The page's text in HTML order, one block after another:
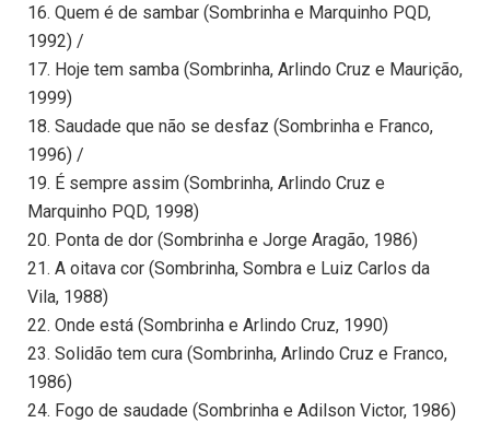
16. Quem é de sambar (Sombrinha e Marquinho PQD,
1992) /
17. Hoje tem samba (Sombrinha, Arlindo Cruz e Maurição,
1999)
18. Saudade que não se desfaz (Sombrinha e Franco,
1996) /
19. É sempre assim (Sombrinha, Arlindo Cruz e
Marquinho PQD, 1998)
20. Ponta de dor (Sombrinha e Jorge Aragão, 1986)
21. A oitava cor (Sombrinha, Sombra e Luiz Carlos da
Vila, 1988)
22. Onde está (Sombrinha e Arlindo Cruz, 1990)
23. Solidão tem cura (Sombrinha, Arlindo Cruz e Franco,
1986)
24. Fogo de saudade (Sombrinha e Adilson Victor, 1986)